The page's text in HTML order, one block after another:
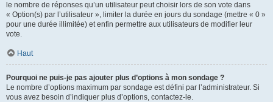
le nombre de réponses qu’un utilisateur peut choisir lors de son vote dans
« Option(s) par l’utilisateur », limiter la durée en jours du sondage (mettre « 0 »
pour une durée illimitée) et enfin permettre aux utilisateurs de modifier leur
vote.
Haut
Pourquoi ne puis-je pas ajouter plus d’options à mon sondage ?
Le nombre d’options maximum par sondage est défini par l’administrateur. Si
vous avez besoin d’indiquer plus d’options, contactez-le.